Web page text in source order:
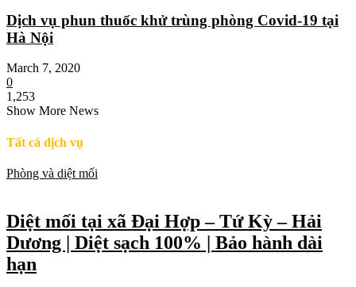
Dịch vụ phun thuốc khử trùng phòng Covid-19 tại
Hà Nội
March 7, 2020
0
1,253
Show More News
Tất cả dịch vụ
Phòng và diệt mối
Diệt mối tại xã Đại Hợp – Tứ Kỳ – Hải
Dương | Diệt sạch 100% | Bảo hành dài
hạn